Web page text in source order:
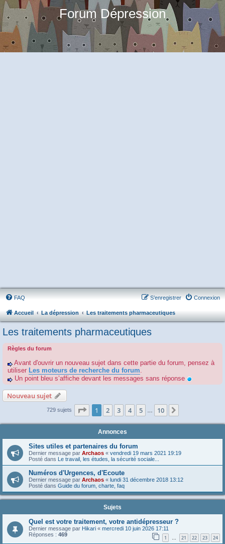
Forum Dépression
FAQ Connexion
S’enregistrer
Accueil La dépression Les traitements pharmaceutiques
Les traitements pharmaceutiques
Règles du forum
Avant d'ouvrir un nouveau sujet dans cette partie du forum, pensez à
utiliser Les moteurs de recherche du forum.
Un point bleu s’affiche devant les messages sans réponse
Nouveau sujet
729 sujets Page 1sur10
1 2 3 4 5 10
Annonces
Sites utiles et partenaires du forum
Dernier message par Archaos « vendredi 19 mars 2021 19:19
Posté dans Le travail, les études, la sécurité sociale...
Numéros d'Urgences, d'Ecoute
Dernier message par Archaos « lundi 31 décembre 2018 13:12
Posté dans Guide du forum, charte, faq
Sujets
Quel est votre traitement, votre antidépresseur ?
Dernier message par Hikari « mercredi 10 juin 2026 17:11
Réponses : 469 1 … 21 22 23 24